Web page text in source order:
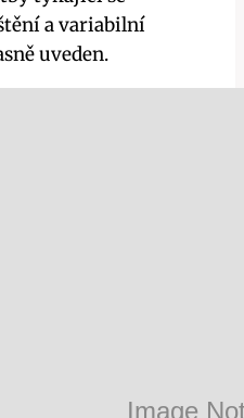
a variabilní
uveden.